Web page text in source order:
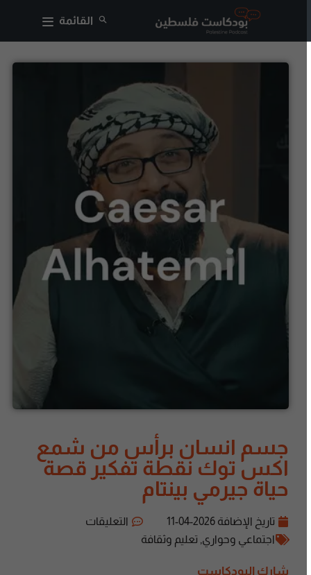
القائمة
جسم انسان برأس من شمع
اكس توك نقطة تفكير قصة
حياة جيرمي بينتام
تاريخ الإضافة2026-04-11
التعليقات
اجتماعي وحواري, تعليم وثقافة
شارك البودكاست